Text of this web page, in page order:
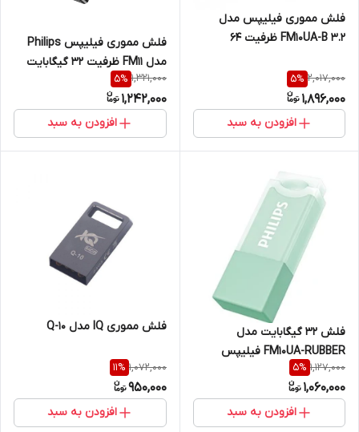
فلش مموری فیلیپس مدل
FM10UA-B 3.2 ظرفیت 64
2,017,000
5%
1,896,000
افزودن به سبد
فلش مموری فیلیپس Philips
مدل FM11 ظرفیت 32 گیگابایت
USB 3.2
1,321,000
5%
1,242,000
افزودن به سبد
فلش ۳۲ گیگابایت مدل
FM10UA-RUBBER فیلیپس
(PHILIPS) USB 2.0
1,127,000
5%
1,060,000
افزودن به سبد
فلش مموری IQ مدل Q-10
1,072,000
11%
950,000
افزودن به سبد